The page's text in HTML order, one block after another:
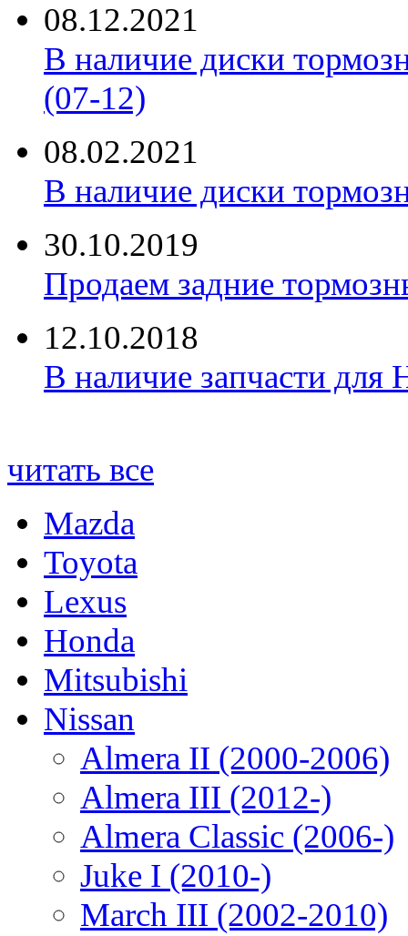
08.12.2021
В наличие диски
(07-12)
08.02.2021
В наличие диски
30.10.2019
Продаем задние
12.10.2018
В наличие запчасти для
читать все
Mazda
Toyota
Lexus
Honda
Mitsubishi
Nissan
Almera II (2000-2006)
Almera III (2012-)
Almera Classic (2006-)
Juke I (2010-)
March III (2002-2010)